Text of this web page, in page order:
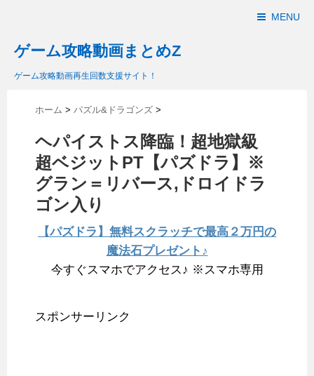
MENU
ゲーム攻略動画まとめZ
ゲーム攻略動画再生回数支援サイト！
ホーム > パズル&ドラゴンズ >
ヘパイストス降臨！超地獄級
超ベジットPT【パズドラ】※
グラン＝リバース,ドロイドラ
ゴン入り
【パズドラ】無料スクラッチで最高２万円の
魔法石プレゼント♪
今すぐスマホでアクセス♪ ※スマホ専用
スポンサーリンク